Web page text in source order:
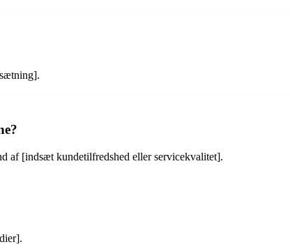
af [indsæt kundetilfredshed eller servicekvalitet].